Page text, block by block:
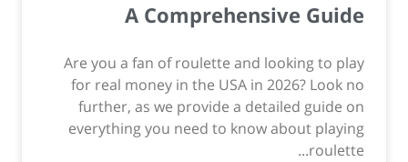
A Comprehensive Guide
Are you a fan of roulette and looking to play
for real money in the USA in 2026? Look no
further, as we provide a detailed guide on
everything you need to know about playing
roulette...